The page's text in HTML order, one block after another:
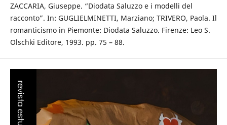
ZACCARIA, Giuseppe. “Diodata Saluzzo e i modelli del
racconto”. In: GUGLIELMINETTI, Marziano; TRIVERO, Paola. Il
romanticismo in Piemonte: Diodata Saluzzo. Firenze: Leo S.
Olschki Editore, 1993. pp. 75 – 88.